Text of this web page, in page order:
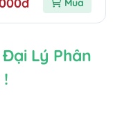
Mua
Lý Phân